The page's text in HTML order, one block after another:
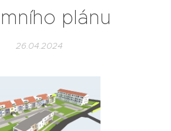
plánu
26.04.2024